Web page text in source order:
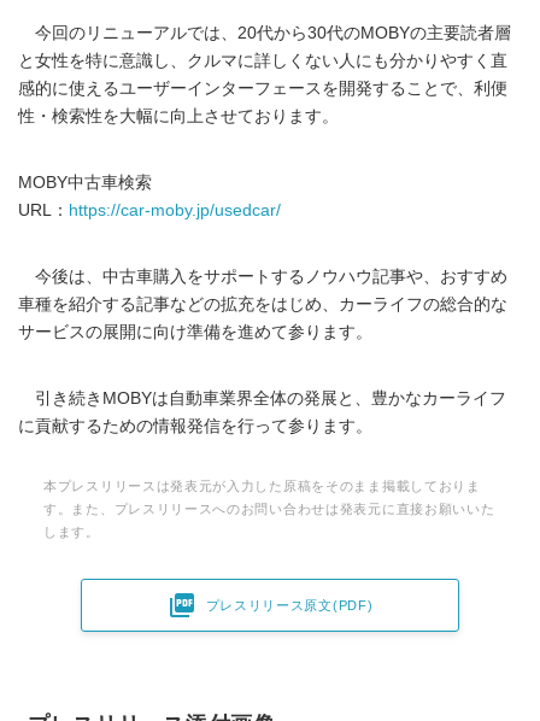
今回のリニューアルでは、20代から30代のMOBYの主要読者層
と女性を特に意識し、クルマに詳しくない人にも分かりやすく直
感的に使えるユーザーインターフェースを開発することで、利便
性・検索性を大幅に向上させております。
MOBY中古車検索
URL： https://car-moby.jp/usedcar/
今後は、中古車購入をサポートするノウハウ記事や、おすすめ
車種を紹介する記事などの拡充をはじめ、カーライフの総合的な
サービスの展開に向け準備を進めて参ります。
引き続きMOBYは自動車業界全体の発展と、豊かなカーライフ
に貢献するための情報発信を行って参ります。
本プレスリリースは発表元が入力した原稿をそのまま掲載しておりま
す。また、プレスリリースへのお問い合わせは発表元に直接お願いいた
します。
 プレスリリース原文(PDF)